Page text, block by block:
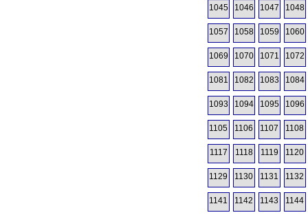
1045 1046 1047 1048
1057 1058 1059 1060
1069 1070 1071 1072
1081 1082 1083 1084
1093 1094 1095 1096
1105 1106 1107 1108
1117 1118 1119 1120
1129 1130 1131 1132
1141 1142 1143 1144